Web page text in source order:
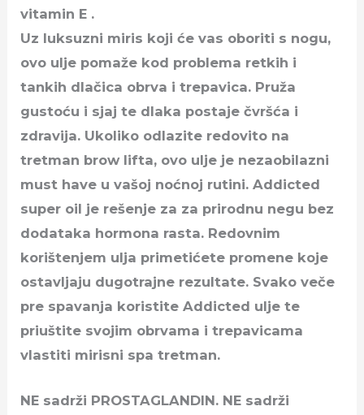
vitamin E .
Uz luksuzni miris koji će vas oboriti s nogu,
ovo ulje pomaže kod problema retkih i
tankih dlačica obrva i trepavica. Pruža
gustoću i sjaj te dlaka postaje čvršća i
zdravija. Ukoliko odlazite redovito na
tretman brow lifta, ovo ulje je nezaobilazni
must have u vašoj noćnoj rutini. Addicted
super oil je rešenje za za prirodnu negu bez
dodataka hormona rasta. Redovnim
korištenjem ulja primetićete promene koje
ostavljaju dugotrajne rezultate. Svako veče
pre spavanja koristite Addicted ulje te
priuštite svojim obrvama i trepavicama
vlastiti mirisni spa tretman.
NE sadrži PROSTAGLANDIN. NE sadrži